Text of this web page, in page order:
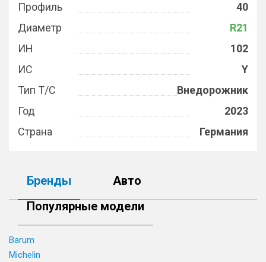
Профиль
40
Диаметр
R21
ИН
102
ИС
Y
Тип Т/С
Внедорожник
Год
2023
Страна
Германия
Бренды
Авто
Популярные модели
Barum
Michelin